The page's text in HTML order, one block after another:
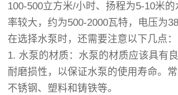
100-500立方米/小时、扬程为5-10米
率较大，约为500-2000瓦特，电压为
在选择水泵时，还需要注意以下几点：
1. 水泵的材质：水泵的材质应该具有
耐磨损性，以保证水泵的使用寿命。
不锈钢、塑料和铸铁等。